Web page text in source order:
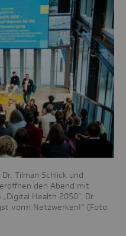
Tilman Schlick und
den Abend mit
Health 2050“. Dr.
vorm Netzwerken!“ (Foto: